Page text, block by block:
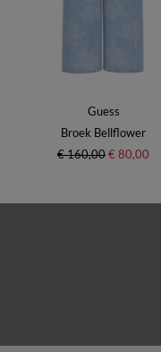
Guess
Broek Bellflower
€ 160,00€ 80,00